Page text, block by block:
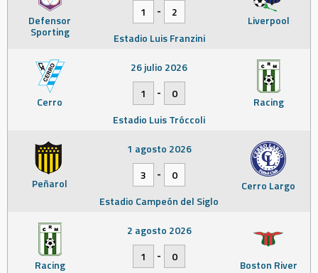
Defensor
Sporting
Liverpool
1
-
2
Estadio Luis Franzini
Cerro Racing
26 julio 2026
1
-
0
Estadio Luis Tróccoli
Peñarol Cerro Largo
1 agosto 2026
3
-
0
Estadio Campeón del Siglo
Racing Boston River
2 agosto 2026
1
-
0